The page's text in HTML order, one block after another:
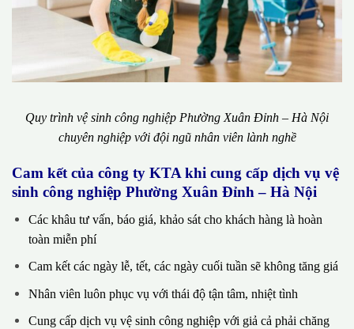
Quy trình vệ sinh công nghiệp Phường Xuân Đỉnh – Hà Nội
chuyên nghiệp với đội ngũ nhân viên lành nghề
Cam kết của công ty KTA khi cung cấp dịch vụ vệ
sinh công nghiệp Phường Xuân Đỉnh – Hà Nội
Các khâu tư vấn, báo giá, khảo sát cho khách hàng là hoàn
toàn miễn phí
Cam kết các ngày lễ, tết, các ngày cuối tuần sẽ không tăng giá
Nhân viên luôn phục vụ với thái độ tận tâm, nhiệt tình
Cung cấp dịch vụ vệ sinh công nghiệp với giả cả phải chăng